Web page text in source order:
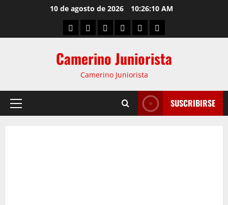
10 de agosto de 2026 10:26:11 AM
Camerino Juniorista
Camerino Juniorista
SUSCRIBIRSE